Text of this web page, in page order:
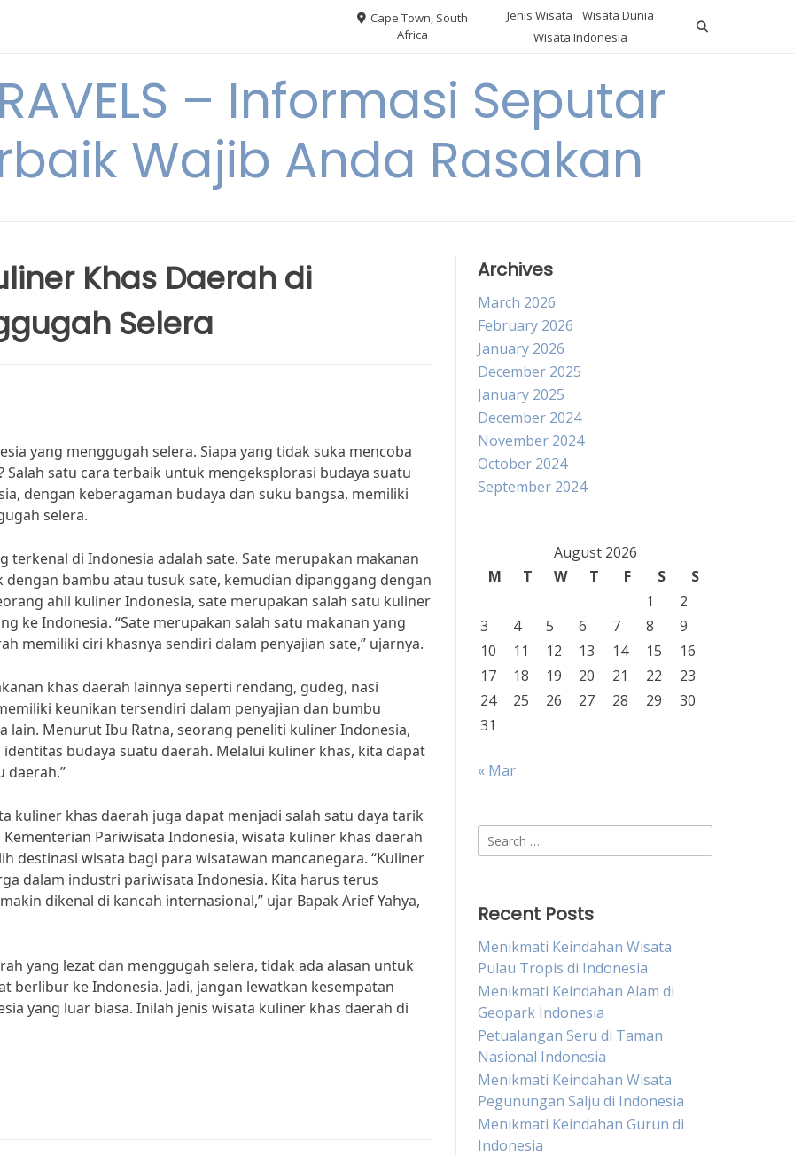
Cape Town, South
Africa
Jenis Wisata
Wisata Dunia
Wisata Indonesia
– Informasi Seputar
Wajib Anda Rasakan
Khas Daerah di
Selera
yang menggugah selera. Siapa yang tidak suka mencoba
satu cara terbaik untuk mengeksplorasi budaya suatu
dengan keberagaman budaya dan suku bangsa, memiliki
selera.
terkenal di Indonesia adalah sate. Sate merupakan makanan
bambu atau tusuk sate, kemudian dipanggang dengan
ahli kuliner Indonesia, sate merupakan salah satu kuliner
ke Indonesia. “Sate merupakan salah satu makanan yang
memiliki ciri khasnya sendiri dalam penyajian sate,” ujarnya.
khas daerah lainnya seperti rendang, gudeg, nasi
keunikan tersendiri dalam penyajian dan bumbu
lain. Menurut Ibu Ratna, seorang peneliti kuliner Indonesia,
budaya suatu daerah. Melalui kuliner khas, kita dapat
daerah.”
kuliner khas daerah juga dapat menjadi salah satu daya tarik
Pariwisata Indonesia, wisata kuliner khas daerah
destinasi wisata bagi para wisatawan mancanegara. “Kuliner
dalam industri pariwisata Indonesia. Kita harus terus
dikenal di kancah internasional,” ujar Bapak Arief Yahya,
yang lezat dan menggugah selera, tidak ada alasan untuk
berlibur ke Indonesia. Jadi, jangan lewatkan kesempatan
yang luar biasa. Inilah jenis wisata kuliner khas daerah di
Archives
March 2026
February 2026
January 2026
December 2025
January 2025
December 2024
November 2024
October 2024
September 2024
August 2026
M
T W T F S
S
1
2
3
4 5 6 7 8
9
10
11 12 13 14 15
16
17
18 19 20 21 22
23
24
25 26 27 28 29
30
31
« Mar
Search
for:
Recent Posts
Menikmati Keindahan Wisata
Pulau Tropis di Indonesia
Menikmati Keindahan Alam di
Geopark Indonesia
Petualangan Seru di Taman
Nasional Indonesia
Menikmati Keindahan Wisata
Pegunungan Salju di Indonesia
Menikmati Keindahan Gurun di
Indonesia